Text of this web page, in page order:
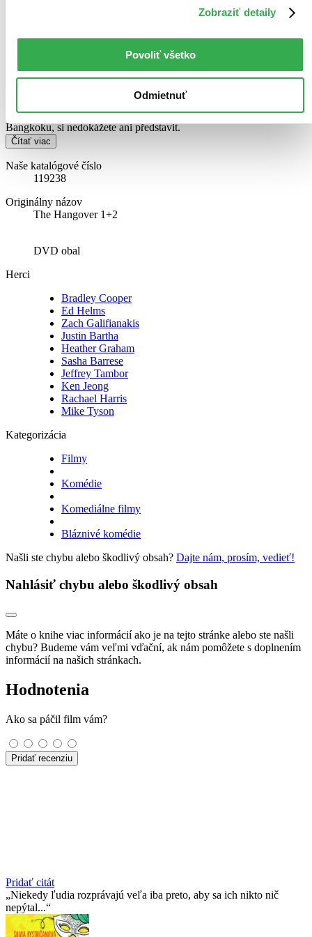
Zobraziť detaily
Povoliť všetko
Odmietnuť
Pařba v Bangkoku
Doug (Justin Bartha) odjíždějí do exotického Thajska na Stuovu
svatbu. Co se může pokazit? Režisér Todd Phillips Vám ve skvělém
pokračování svého kritikou i diváky milovaného hitu ukáže, že co se
stalo ve Vegas, mohlo ve Vegas také zůstat, ale co se stane v
Bangkoku, si nedokážete ani představit.
Čítať viac
Naše katalógové číslo
119238
Originálny názov
The Hangover 1+2
DVD obal
Herci
Bradley Cooper
Ed Helms
Zach Galifianakis
Justin Bartha
Heather Graham
Sasha Barrese
Jeffrey Tambor
Ken Jeong
Rachael Harris
Mike Tyson
Kategorizácia
Filmy
Komédie
Komediálne filmy
Bláznivé komédie
Našli ste chybu alebo škodlivý obsah? Dajte nám, prosím, vedieť!
Nahlásiť chybu alebo škodlivý obsah
Máte o knihe viac informácií ako je na tejto stránke alebo ste našli
chybu? Budeme vám veľmi vďační, ak nám pomôžete s doplnením
informácií na našich stránkach.
Hodnotenia
Ako sa páčil film vám?
Pridať recenziu
Pridať citát
Niekedy ľudia rozprávajú veľa iba preto, aby sa ich nikto nič
nepýtal...